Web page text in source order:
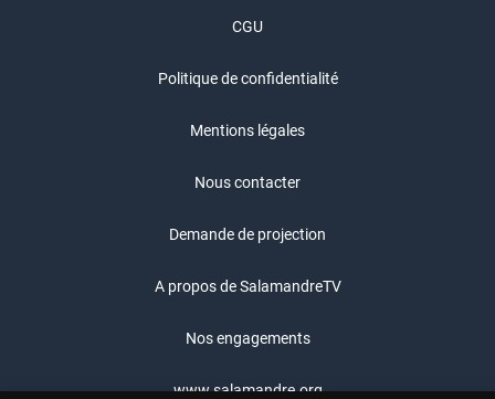
CGU
Politique de confidentialité
Mentions légales
Nous contacter
Demande de projection
A propos de SalamandreTV
Nos engagements
www.salamandre.org